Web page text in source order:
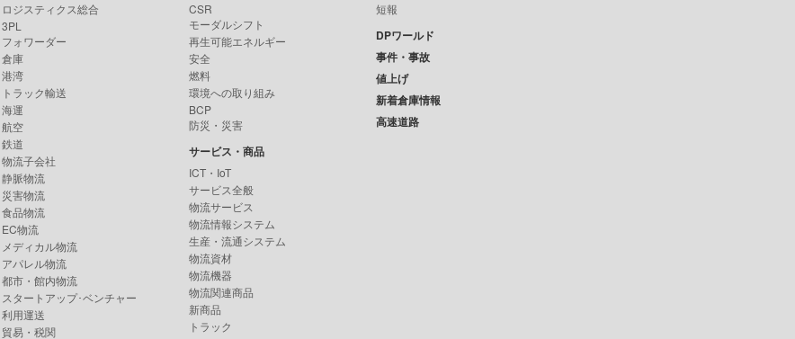
ロジスティクス総合
3PL
フォワーダー
倉庫
港湾
トラック輸送
海運
航空
鉄道
物流子会社
静脈物流
災害物流
食品物流
EC物流
メディカル物流
アパレル物流
都市・館内物流
スタートアップ･ベンチャー
利用運送
貿易・税関
CSR
モーダルシフト
再生可能エネルギー
安全
燃料
環境への取り組み
BCP
防災・災害
サービス・商品
ICT・IoT
サービス全般
物流サービス
物流情報システム
生産・流通システム
物流資材
物流機器
物流関連商品
新商品
トラック
短報
DPワールド
事件・事故
値上げ
新着倉庫情報
高速道路